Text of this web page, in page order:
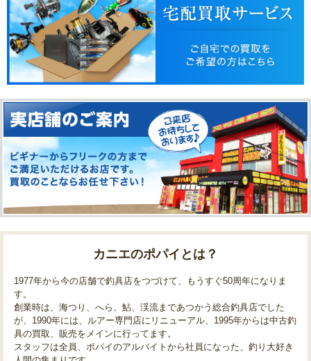
カニエのポパイとは？
1977年から今の店舗で釣具店をつづけて、もうすぐ50周年になりま
す。
創業時は、海つり、へら、鮎、渓流まであつかう総合釣具店でした
が、1990年には、ルアー専門店にリニューアル、1995年からは中古釣
具の買取、販売をメインに行ってます。
スタッフは全員、ポパイのアルバイトから社員になった、釣り大好き